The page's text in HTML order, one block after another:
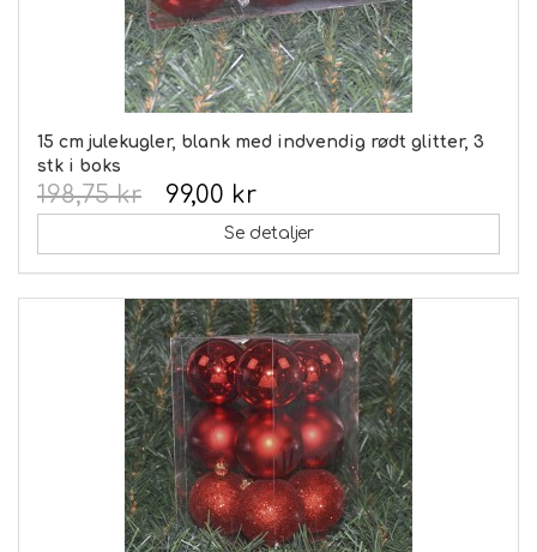
15 cm julekugler, blank med indvendig rødt glitter, 3
stk i boks
99,00 kr
198,75 kr
Se detaljer